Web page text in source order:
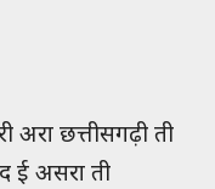
अरा छत्तीसगढ़ी ती
ई असरा ती